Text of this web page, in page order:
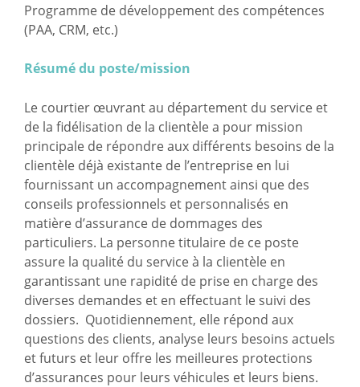
Programme de développement des compétences
(PAA, CRM, etc.)
Résumé du poste/mission
Le courtier œuvrant au département du service et
de la fidélisation de la clientèle a pour mission
principale de répondre aux différents besoins de la
clientèle déjà existante de l’entreprise en lui
fournissant un accompagnement ainsi que des
conseils professionnels et personnalisés en
matière d’assurance de dommages des
particuliers. La personne titulaire de ce poste
assure la qualité du service à la clientèle en
garantissant une rapidité de prise en charge des
diverses demandes et en effectuant le suivi des
dossiers. Quotidiennement, elle répond aux
questions des clients, analyse leurs besoins actuels
et futurs et leur offre les meilleures protections
d’assurances pour leurs véhicules et leurs biens.